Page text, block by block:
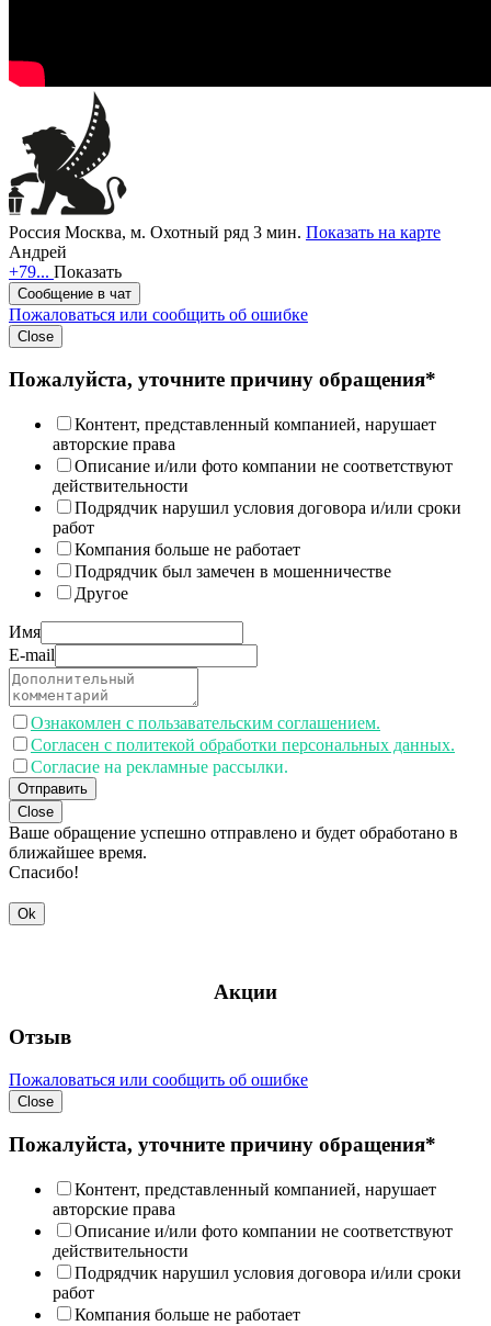
Россия Москва, м. Охотный ряд 3 мин. Показать на карте
Андрей
+79... Показать
Сообщение в чат
Пожаловаться или сообщить об ошибке
Close
Пожалуйста, уточните причину обращения*
Контент, представленный компанией, нарушает
авторские права
Описание и/или фото компании не соответствуют
действительности
Подрядчик нарушил условия договора и/или сроки
работ
Компания больше не работает
Подрядчик был замечен в мошенничестве
Другое
Имя
E-mail
Ознакомлен с пользавательским соглашением.
Согласен с политекой обработки персональных данных.
Согласие на рекламные рассылки.
Отправить
Close
Ваше обращение успешно отправлено и будет обработано в
ближайшее время.
Спасибо!
Ok
Акции
Отзыв
Пожаловаться или сообщить об ошибке
Close
Пожалуйста, уточните причину обращения*
Контент, представленный компанией, нарушает
авторские права
Описание и/или фото компании не соответствуют
действительности
Подрядчик нарушил условия договора и/или сроки
работ
Компания больше не работает